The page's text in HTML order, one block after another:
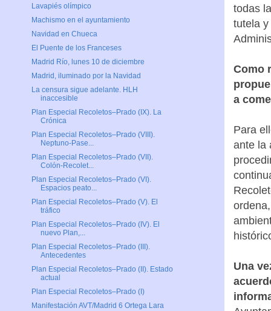
todas
tutela
Como
a
Para
ante la
Una
Lavapiés olímpico
Machismo en el ayuntamiento
Navidad en Chueca
El Puente de los Franceses
Madrid Río, lunes 10 de diciembre
Madrid, iluminado por la Navidad
La censura sigue adelante. HLH
inaccesible
Plan Especial Recoletos–Prado (IX). La
Crónica
Plan Especial Recoletos–Prado (VIII).
Neptuno-Pase...
Plan Especial Recoletos–Prado (VII).
Colón-Recolet...
Plan Especial Recoletos–Prado (VI).
Espacios peato...
Plan Especial Recoletos–Prado (V). El
tráfico
Plan Especial Recoletos–Prado (IV). El
nuevo Plan,...
Plan Especial Recoletos–Prado (III).
Antecedentes
Plan Especial Recoletos–Prado (II). Estado
actual
Plan Especial Recoletos–Prado (I)
Manifestación AVT/Madrid 6 Ortega Lara